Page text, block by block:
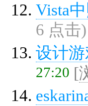
Vista
6 点击)
设计
27:20 [